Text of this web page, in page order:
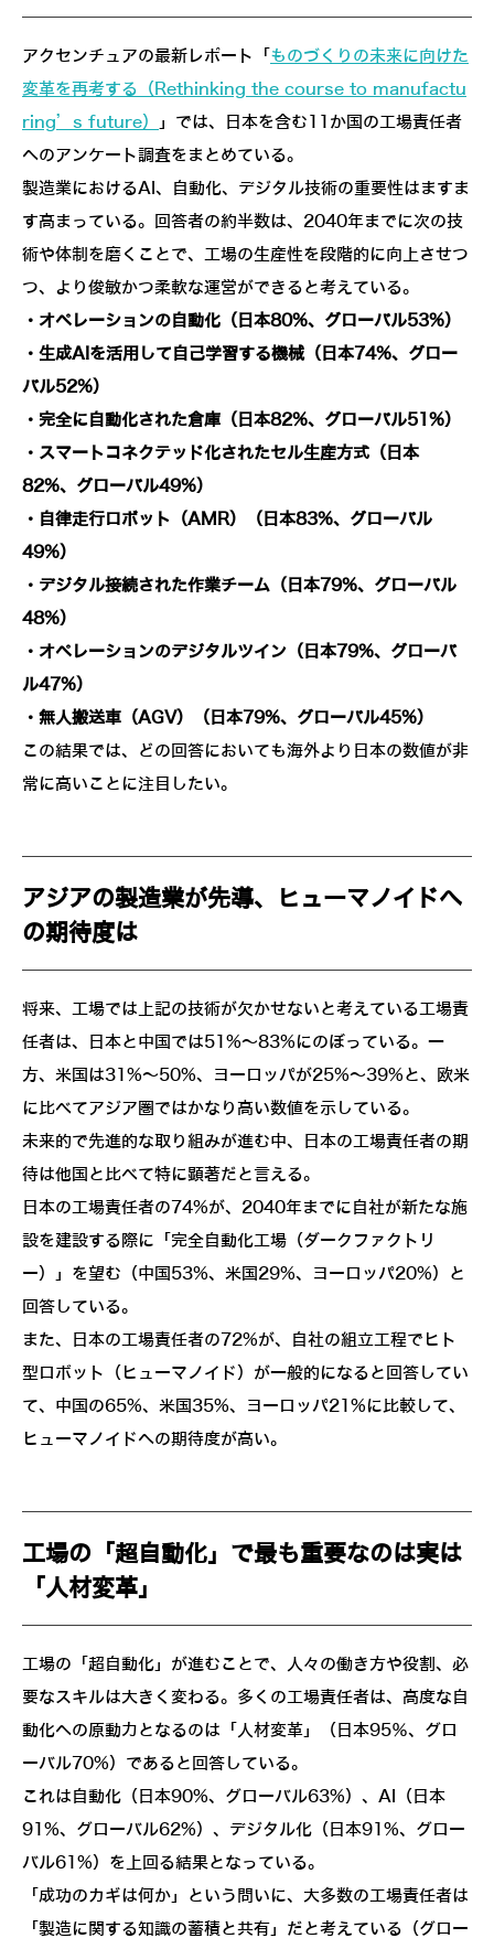
アクセンチュアの最新レポート「 ものづくりの未来に向けた
変革を再考する（Rethinking the course to manufactu
ring’s future）
」では、日本を含む11か国の工場責任者
へのアンケート調査をまとめている。
製造業におけるAI、自動化、デジタル技術の重要性はますま
す高まっている。回答者の約半数は、2040年までに次の技
術や体制を磨くことで、工場の生産性を段階的に向上させつ
つ、より俊敏かつ柔軟な運営ができると考えている。
・オペレーションの自動化（日本80%、グローバル53%）
・生成AIを活用して自己学習する機械（日本74%、グロー
バル52%）
・完全に自動化された倉庫（日本82%、グローバル51%）
・スマートコネクテッド化されたセル生産方式（日本
82%、グローバル49%）
・自律走行ロボット（AMR）（日本83%、グローバル
49%）
・デジタル接続された作業チーム（日本79%、グローバル
48%）
・オペレーションのデジタルツイン（日本79%、グローバ
ル47%）
・無人搬送車（AGV）（日本79%、グローバル45%）
この結果では、どの回答においても海外より日本の数値が非
常に高いことに注目したい。
アジアの製造業が先導、ヒューマノイドへ
の期待度は
将来、工場では上記の技術が欠かせないと考えている工場責
任者は、日本と中国では51%～83%にのぼっている。一
方、米国は31%～50%、ヨーロッパが25%～39%と、欧米
に比べてアジア圏ではかなり高い数値を示している。
未来的で先進的な取り組みが進む中、日本の工場責任者の期
待は他国と比べて特に顕著だと言える。
日本の工場責任者の74%が、2040年までに自社が新たな施
設を建設する際に「完全自動化工場（ダークファクトリ
ー）」を望む（中国53%、米国29%、ヨーロッパ20%）と
回答している。
また、日本の工場責任者の72%が、自社の組立工程でヒト
型ロボット（ヒューマノイド）が一般的になると回答してい
て、中国の65%、米国35%、ヨーロッパ21%に比較して、
ヒューマノイドへの期待度が高い。
工場の「超自動化」で最も重要なのは実は
「人材変革」
工場の「超自動化」が進むことで、人々の働き方や役割、必
要なスキルは大きく変わる。多くの工場責任者は、高度な自
動化への原動力となるのは「人材変革」（日本95％、グロ
ーバル70%）であると回答している。
これは自動化（日本90%、グローバル63%）、AI（日本
91%、グローバル62%）、デジタル化（日本91%、グロー
バル61%）を上回る結果となっている。
「成功のカギは何か」という問いに、大多数の工場責任者は
「製造に関する知識の蓄積と共有」だと考えている（グロー